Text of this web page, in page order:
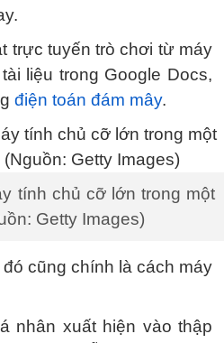
trực tuyến trò chơi từ máy
liệu trong Google Docs,
điện toán đám mây.
tính chủ cỡ lớn trong một
Getty Images)
cũng chính là cách máy
nhân xuất hiện vào thập